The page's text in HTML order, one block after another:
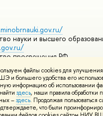
файлы cookies для улучшения
и большего удобства его
информацию об использовании
здесь, наши правила обработки
–здесь. Продолжая пользоваться
что были
науки и высшего
просвещения РФ
mooc
онлайн-курсы
Адреса и контакты
материалов Политика